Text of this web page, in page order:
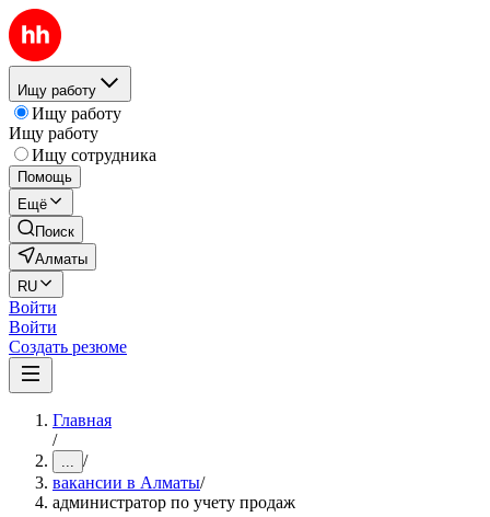
Ищу работу
Ищу работу
Ищу работу
Ищу сотрудника
Помощь
Ещё
Поиск
Алматы
RU
Войти
Войти
Создать резюме
Главная
/
... /
вакансии в Алматы/
администратор по учету продаж